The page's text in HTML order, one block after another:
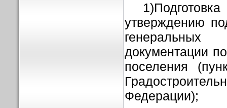
утверждению
документации
поселения
Федерации);